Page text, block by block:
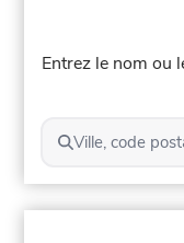
Entrez le nom ou
Ville, code